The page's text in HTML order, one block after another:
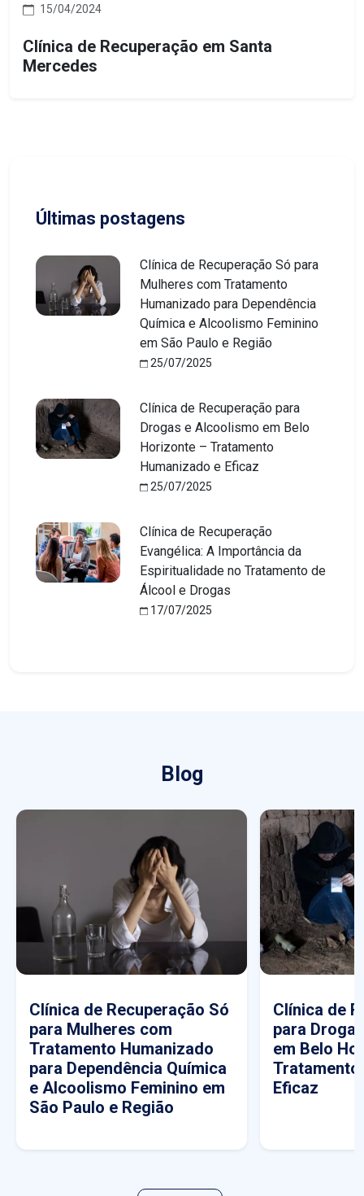
15/04/2024
Clínica de Recuperação em Santa
Mercedes
Últimas postagens
Clínica de Recuperação Só para
Mulheres com Tratamento
Humanizado para Dependência
Química e Alcoolismo Feminino
em São Paulo e Região
25/07/2025
Clínica de Recuperação para
Drogas e Alcoolismo em Belo
Horizonte – Tratamento
Humanizado e Eficaz
25/07/2025
Clínica de Recuperação
Evangélica: A Importância da
Espiritualidade no Tratamento de
Álcool e Drogas
17/07/2025
Blog
Clínica de Recuperação Só
para Mulheres com
Tratamento Humanizado
para Dependência Química
e Alcoolismo Feminino em
São Paulo e Região
Clínica de
para
em Belo
Tratamento
Eficaz